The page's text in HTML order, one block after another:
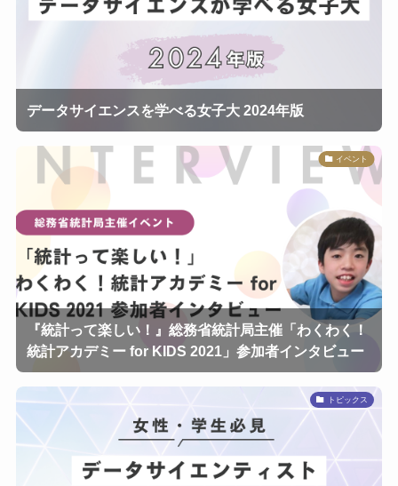
データサイエンスを学べる女子大 2024年版
イベント
『統計って楽しい！』総務省統計局主催「わくわく！
統計アカデミー for KIDS 2021」参加者インタビュー
トピックス